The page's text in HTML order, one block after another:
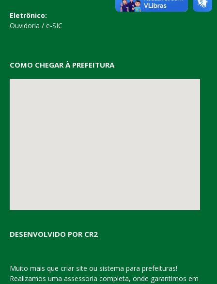
Eletrônico:
Ouvidoria / e-SIC
COMO CHEGAR À PREFEITURA
DESENVOLVIDO POR CR2
Muito mais que criar site ou sistema para prefeituras!
Realizamos uma assessoria completa, onde garantimos em